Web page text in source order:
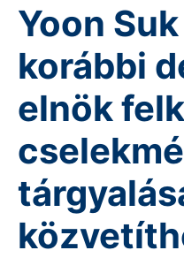
Yoon
korábbi
elnök